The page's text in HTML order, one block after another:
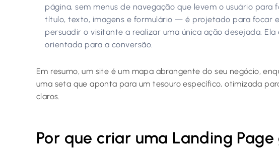
página, sem menus de navegação que levem o usuário
título, texto, imagens e formulário — é projetado para focar
persuadir o visitante a realizar uma única ação desejada.
orientada para a conversão.
Em resumo, um site é um mapa abrangente do seu negócio,
uma seta que aponta para um tesouro específico, otimizada
claros.
Por que criar uma Landing